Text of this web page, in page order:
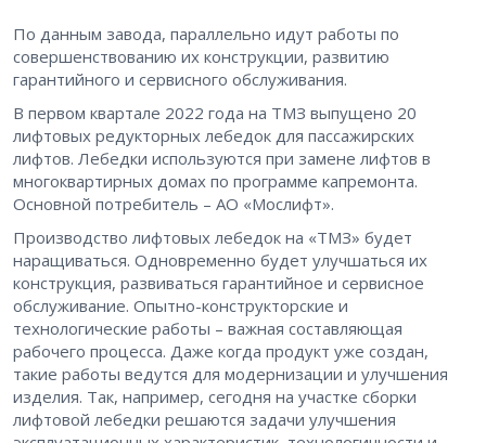
По данным завода, параллельно идут работы по
совершенствованию их конструкции, развитию
гарантийного и сервисного обслуживания.
В первом квартале 2022 года на ТМЗ выпущено 20
лифтовых редукторных лебедок для пассажирских
лифтов. Лебедки используются при замене лифтов в
многоквартирных домах по программе капремонта.
Основной потребитель – АО «Мослифт».
Производство лифтовых лебедок на «ТМЗ» будет
наращиваться. Одновременно будет улучшаться их
конструкция, развиваться гарантийное и сервисное
обслуживание. Опытно-конструкторские и
технологические работы – важная составляющая
рабочего процесса. Даже когда продукт уже создан,
такие работы ведутся для модернизации и улучшения
изделия. Так, например, сегодня на участке сборки
лифтовой лебедки решаются задачи улучшения